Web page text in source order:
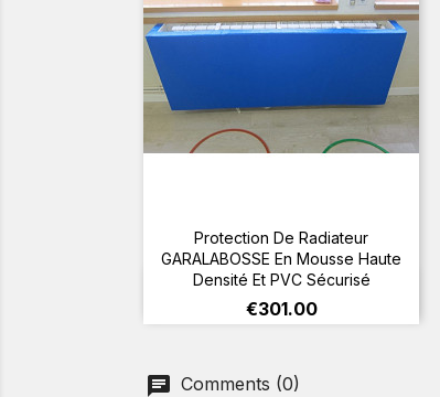
Protection De Radiateur
GARALABOSSE En Mousse Haute
Densité Et PVC Sécurisé
Price
€301.00
View
Comments (0)